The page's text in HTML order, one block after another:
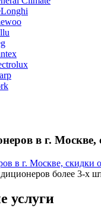
в г.
более 3-х
услуги